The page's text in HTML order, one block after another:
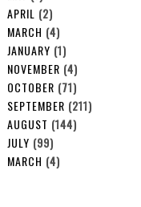
APRIL (2)
MARCH (4)
JANUARY (1)
NOVEMBER (4)
OCTOBER (71)
SEPTEMBER (211)
AUGUST (144)
JULY (99)
MARCH (4)